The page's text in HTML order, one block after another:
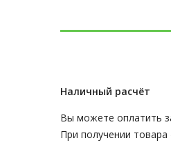
Наличный расчёт
Вы можете оплатить
При получении